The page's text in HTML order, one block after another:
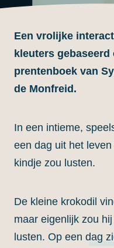
Een vrolijke
kleuters
prentenboek van
de Monfreid.
In een intieme,
een dag uit het
kindje zou lusten.
De kleine krokodil
maar eigenlijk zou
lusten. Op een dag